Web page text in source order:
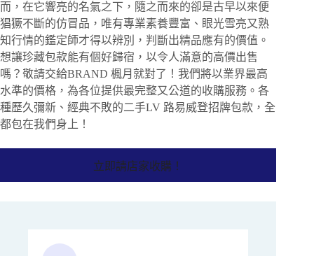
而，在它響亮的名氣之下，隨之而來的卻是古早以來便
猖獗不斷的仿冒品，唯有專業素養豐富、眼光雪亮又熟
知行情的鑑定師才得以辨別，判斷出精品應有的價值。
想讓珍藏包款能有個好歸宿，以令人滿意的高價出售
嗎？敬請交給BRAND 楓月就對了！我們將以業界最高
水準的價格，為各位提供最完整又公道的收購服務。各
種歷久彌新、經典不敗的二手LV 路易威登招牌包款，全
都包在我們身上！
立即請店家收購！